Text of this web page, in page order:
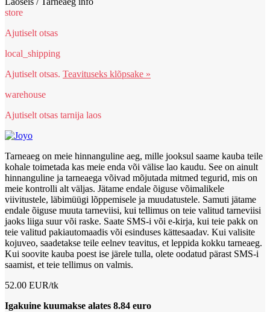
store
Ajutiselt otsas
local_shipping
Ajutiselt otsas. Teavituseks klõpsake »
warehouse
Ajutiselt otsas tarnija laos
Tarneaeg on meie hinnanguline aeg, mille jooksul saame kauba teile
kohale toimetada kas meie enda või välise lao kaudu. See on ainult
hinnanguline ja tarneaega võivad mõjutada mitmed tegurid, mis on
meie kontrolli alt väljas. Jätame endale õiguse võimalikele
viivitustele, läbimüügi lõppemisele ja muudatustele. Samuti jätame
endale õiguse muuta tarneviisi, kui tellimus on teie valitud tarneviisi
jaoks liiga suur või raske. Saate SMS-i või e-kirja, kui teie pakk on
teie valitud pakiautomaadis või esinduses kättesaadav. Kui valisite
kojuveo, saadetakse teile eelnev teavitus, et leppida kokku tarneaeg.
Kui soovite kauba poest ise järele tulla, olete oodatud pärast SMS-i
saamist, et teie tellimus on valmis.
52.00 EUR/tk
Igakuine kuumakse alates 8.84 euro